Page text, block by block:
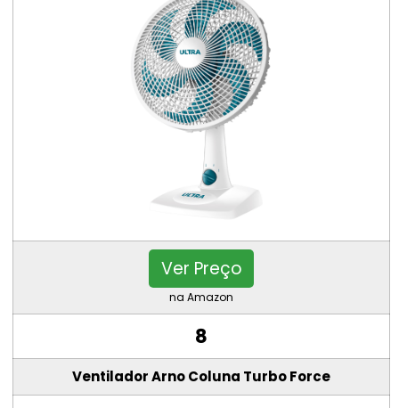
Ver Preço
na Amazon
8
Ventilador Arno Coluna Turbo Force